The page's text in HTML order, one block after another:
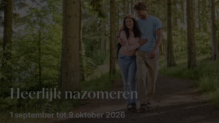
Heerlijk nazomeren
1 september tot 9 oktober 2026